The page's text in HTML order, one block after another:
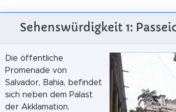
Sehenswürdigkeit 1:
Die öffentliche
Promenade von
Salvador, Bahia, befindet
sich neben dem Palast
der Akklamation.